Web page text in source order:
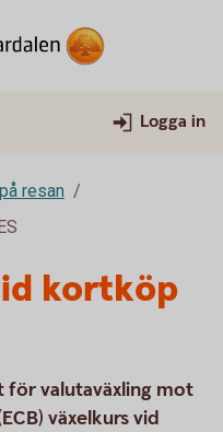
Logga in
resan
kortköp
för valutaväxling mot
växelkurs vid